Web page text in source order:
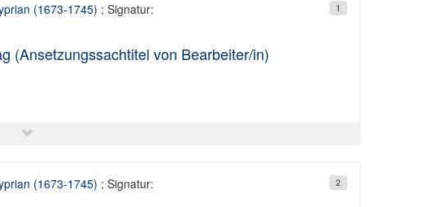
1
(1673-1745) ; Signatur:
(Ansetzungssachtitel von Bearbeiter/in)
2
(1673-1745) ; Signatur: